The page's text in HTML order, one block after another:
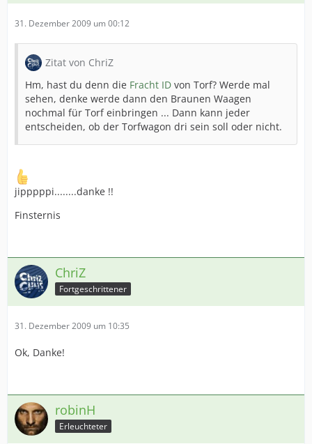
31. Dezember 2009 um 00:12
Zitat von ChriZ
Hm, hast du denn die Fracht ID von Torf? Werde mal
sehen, denke werde dann den Braunen Waagen
nochmal für Torf einbringen ... Dann kann jeder
entscheiden, ob der Torfwagon dri sein soll oder nicht.
jipppppi........danke !!
Finsternis
ChriZ
Fortgeschrittener
31. Dezember 2009 um 10:35
Ok, Danke!
robinH
Erleuchteter